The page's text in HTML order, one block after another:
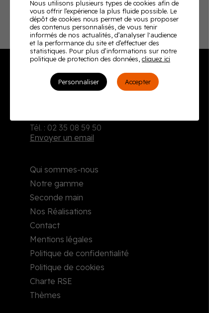
Télécharger la fiche technique
Burodoc
Tél. : 02 35 08 59 50
Envoyer un email
Qui sommes-nous
Notre gamme
Seconde main
Nos Réalisations
Contact
Mentions légales
Politique de confidentialité
Politique de cookies
Charte RSE
Thèmes
Nous utilisons plusieurs types de cookies afin de
vous offrir l’expérience la plus fluide possible. Le
dépôt de cookies nous permet de vous proposer
des contenus personnalisés, de vous tenir
informés de nos actualités, d’analyser l'audience
et la performance du site et d’effectuer des
statistiques. Pour plus d’informations sur notre
politique de protection des données, cliquez ici
Personnaliser Accepter